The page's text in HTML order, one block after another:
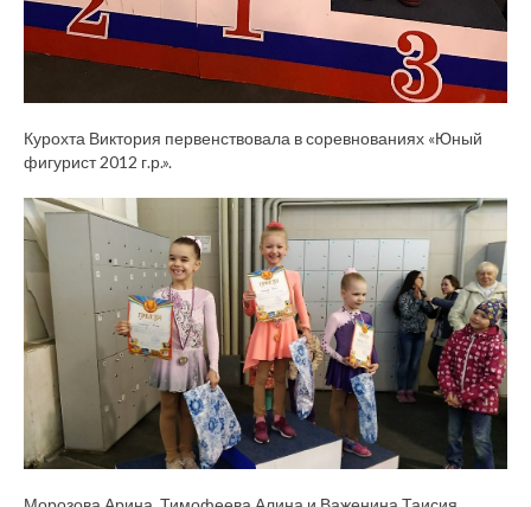
Курохта Виктория первенствовала в соревнованиях «Юный
фигурист 2012 г.р.».